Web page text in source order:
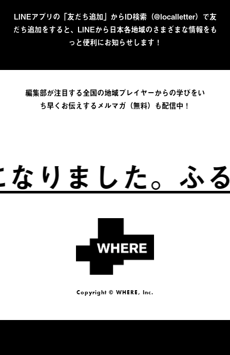
LINEアプリの「友だち追加」からID検索（@localletter）で友
だち追加をすると、LINEから日本各地域のさまざまな情報をも
っと便利にお知らせします！
編集部が注目する全国の地域プレイヤーからの学びをい
ち早くお伝えするメルマガ（無料）も配信中！
た。ふるさと
Copyright © WHERE, Inc.